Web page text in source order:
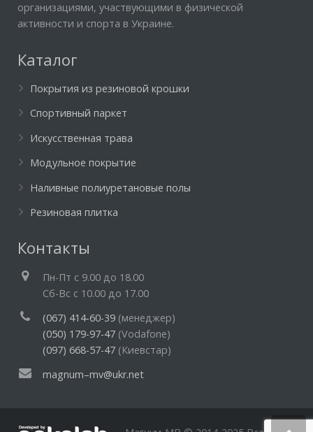
организациями, участвующими в физической
активности и спорта в Украине.
Каталог
Покрытия из резиновой крошки
Спортивный паркет
Искусственная трава
Модульное покрытие
Наливные полиуретановые полы
Резиновая плитка
Контакты
Пн-Пт c 9.00 до 18.00
Cб-Вс с 10.00 до 17.00
(067) 414-60-39 (менеджер)
(050) 179-97-47 (Vodafone)
(097) 668-57-47 (Киевстар)
magnum–mv@ukr.net